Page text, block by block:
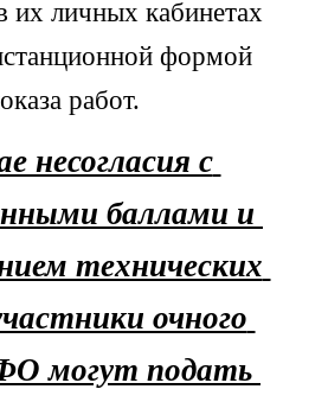
их личных кабинетах
формой
работ.
несогласия с
баллами и
технических
очного
могут подать